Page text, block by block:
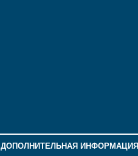
ДОПОЛНИТЕЛЬНАЯ ИНФОРМАЦИЯ